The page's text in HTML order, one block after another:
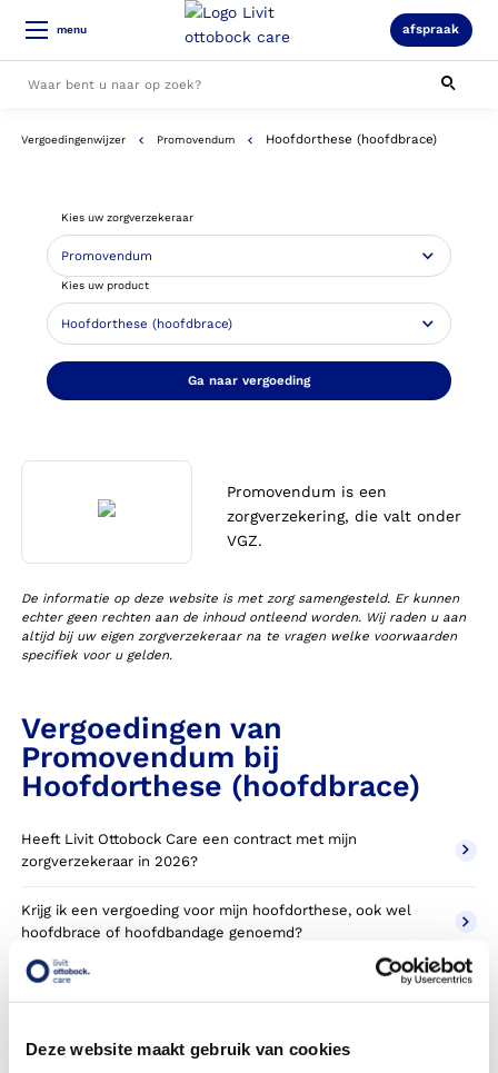
Deze website maakt gebruik van cookies
menu afspraak
Alle resultaten
Vergoedingenwijzer Promovendum Hoofdorthese (hoofdbrace)
Kies uw zorgverzekeraar
Kies uw product
Ga naar vergoeding
Promovendum is een
zorgverzekering, die valt onder
VGZ.
De informatie op deze website is met zorg samengesteld. Er kunnen
echter geen rechten aan de inhoud ontleend worden. Wij raden u aan
altijd bij uw eigen zorgverzekeraar na te vragen welke voorwaarden
specifiek voor u gelden.
Vergoedingen van
Promovendum bij
Hoofdorthese (hoofdbrace)
Heeft Livit Ottobock Care een contract met mijn
zorgverzekeraar in 2026?
Krijg ik een vergoeding voor mijn hoofdorthese, ook wel
hoofdbrace of hoofdbandage genoemd?
Wanneer komt mijn hoofdorthese NIET in aanmerking voor
vergoeding via mijn zorgverzekeraar?
Wordt mijn hoofdorthese vergoed uit de basisverzekering?